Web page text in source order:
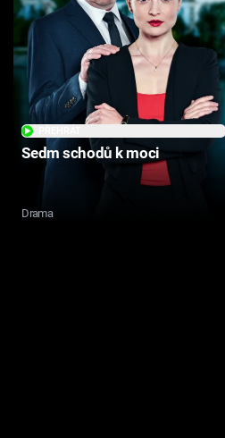
Sedm schodů k moci
Drama